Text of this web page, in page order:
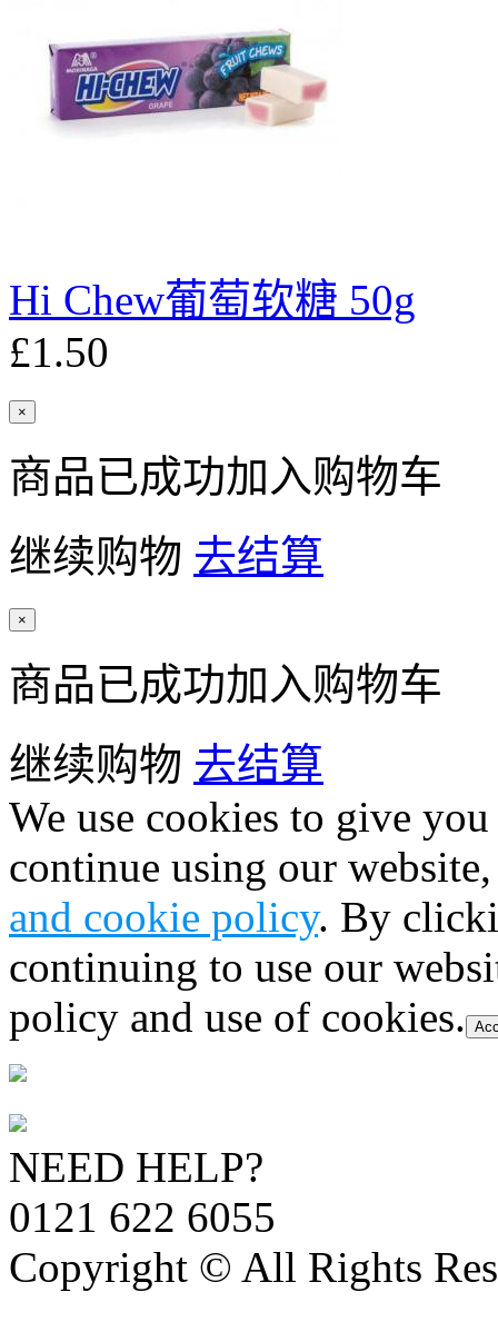
Hi Chew葡萄软糖 50g
£1.50
×
商品已成功加入购物车
继续购物 去结算
×
商品已成功加入购物车
继续购物 去结算
We use cookies to give
continue using our
and cookie policy. By
continuing to use our
policy and use of cookies.
NEED HELP?
0121 622 6055
Copyright © All Rights